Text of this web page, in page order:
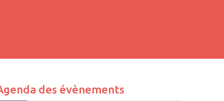
des évènements